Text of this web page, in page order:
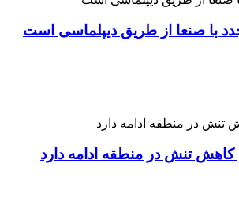
با صنعا از طریق دیپلماسی است
تنش در منطقه ادامه دارد